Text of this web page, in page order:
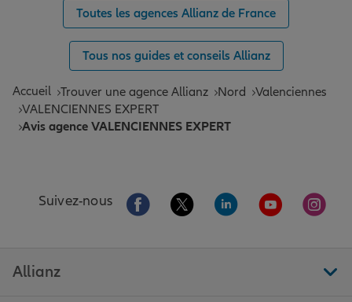
Toutes les agences Allianz de France
Tous nos guides et conseils Allianz
Accueil Trouver une agence Allianz Nord
Valenciennes
VALENCIENNES EXPERT
Avis agence VALENCIENNES EXPERT
Suivez-nous Aller sur la page Facebook de Allianz
Aller sur la page Twitter de
Aller sur la page
Aller sur la
Aller
Allianz